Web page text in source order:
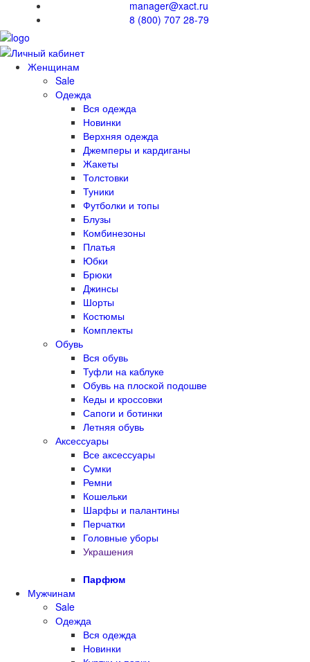
manager@xact.ru
8 (800) 707 28-79
Женщинам
Sale
Одежда
Вся одежда
Новинки
Верхняя одежда
Джемперы и кардиганы
Жакеты
Толстовки
Туники
Футболки и топы
Блузы
Комбинезоны
Платья
Юбки
Брюки
Джинсы
Шорты
Костюмы
Комплекты
Обувь
Вся обувь
Туфли на каблуке
Обувь на плоской подошве
Кеды и кроссовки
Сапоги и ботинки
Летняя обувь
Аксессуары
Все аксессуары
Сумки
Ремни
Кошельки
Шарфы и палантины
Перчатки
Головные уборы
Украшения
Парфюм
Мужчинам
Sale
Одежда
Вся одежда
Новинки